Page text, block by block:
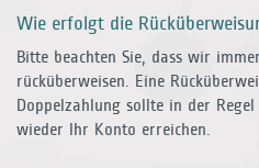
Wie erfolgt die
Bitte beachten Sie, dass wir
rück­überweisen. Eine
Doppelzahlung sollte in der
wieder Ihr Konto erreichen.